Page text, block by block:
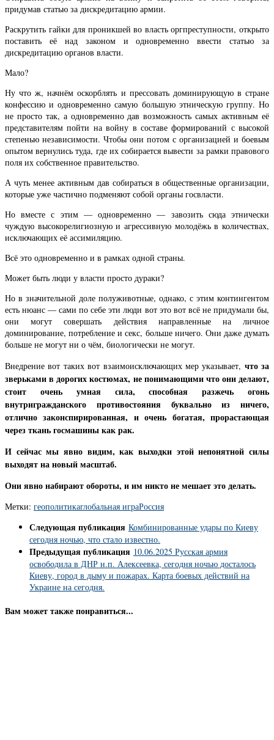
придумав статью за дискредитацию армии.
Раскрутить гайки для проникшей во власть оргпреступности, открыто
поставить её над законом и одновременно ввести статью за
дискредитацию органов власти.
Мало?
Ну что ж, начнём оскорблять и прессовать доминирующую в стране
конфессию и одновременно самую большую этническую группу. Но
не просто так, а одновременно дав возможность самых активным её
представителям пойти на войну в составе формирований с высокой
степенью независимости. Чтобы они потом с организацией и боевым
опытом вернулись туда, где их собирается вывести за рамки правового
поля их собственное правительство.
А чуть менее активным дав собираться в общественные организации,
которые уже частично подменяют собой органы госвласти.
Но вместе с этим — одновременно — завозить сюда этнически
чуждую высокорелигиозную и агрессивную молодёжь в количествах,
исключающих её ассимиляцию.
Всё это одновременно и в рамках одной страны.
Может быть люди у власти просто дураки?
Но в значительной доле полуживотные, однако, с этим контингентом
есть нюанс — сами по себе эти люди вот это вот всё не придумали бы,
они могут совершать действия направленные на личное
доминирование, потребление и секс, больше ничего. Они даже думать
больше не могут ни о чём, биологически не могут.
Внедрение вот таких вот взаимоисключающих мер указывает, что за
зверьками в дорогих костюмах, не понимающими что они делают,
стоит очень умная сила, способная разжечь огонь
внутригражданского противостояния буквально из ничего,
отлично законспирированная, и очень богатая, прорастающая
через ткань госмашины как рак.
И сейчас мы явно видим, как выходки этой непонятной силы
выходят на новый масштаб.
Они явно набирают обороты, и им никто не мешает это делать.
Метки: геополитикаглобальная играРоссия
Следующая публикация Комбинированные удары по Киеву
сегодня ночью, что стало известно.
Предыдущая публикация 10.06.2025 Русская армия
освободила в ДНР н.п. Алексеевка, сегодня ночью досталось
Киеву, город в дыму и пожарах. Карта боевых действий на
Украине на сегодня.
Вам может также понравиться...